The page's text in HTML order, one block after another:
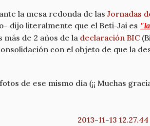
la mesa redonda de las Jornadas
dijo literalmente que el Beti-Jai es
de 2 años de la declaración BIC
con el objeto de que la
de ese mismo día (¡¡ Muchas